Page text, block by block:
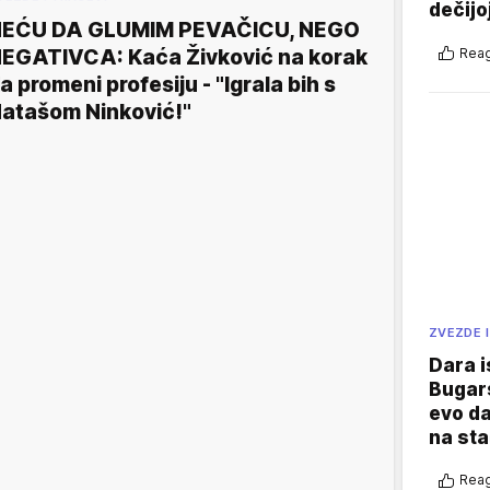
DA GLUMIM PEVAČICU, NEGO
Kaća Živković na korak
promeni profesiju - "Igrala bih s
Ninković!"
ZVEZDE
Dara
evo
na